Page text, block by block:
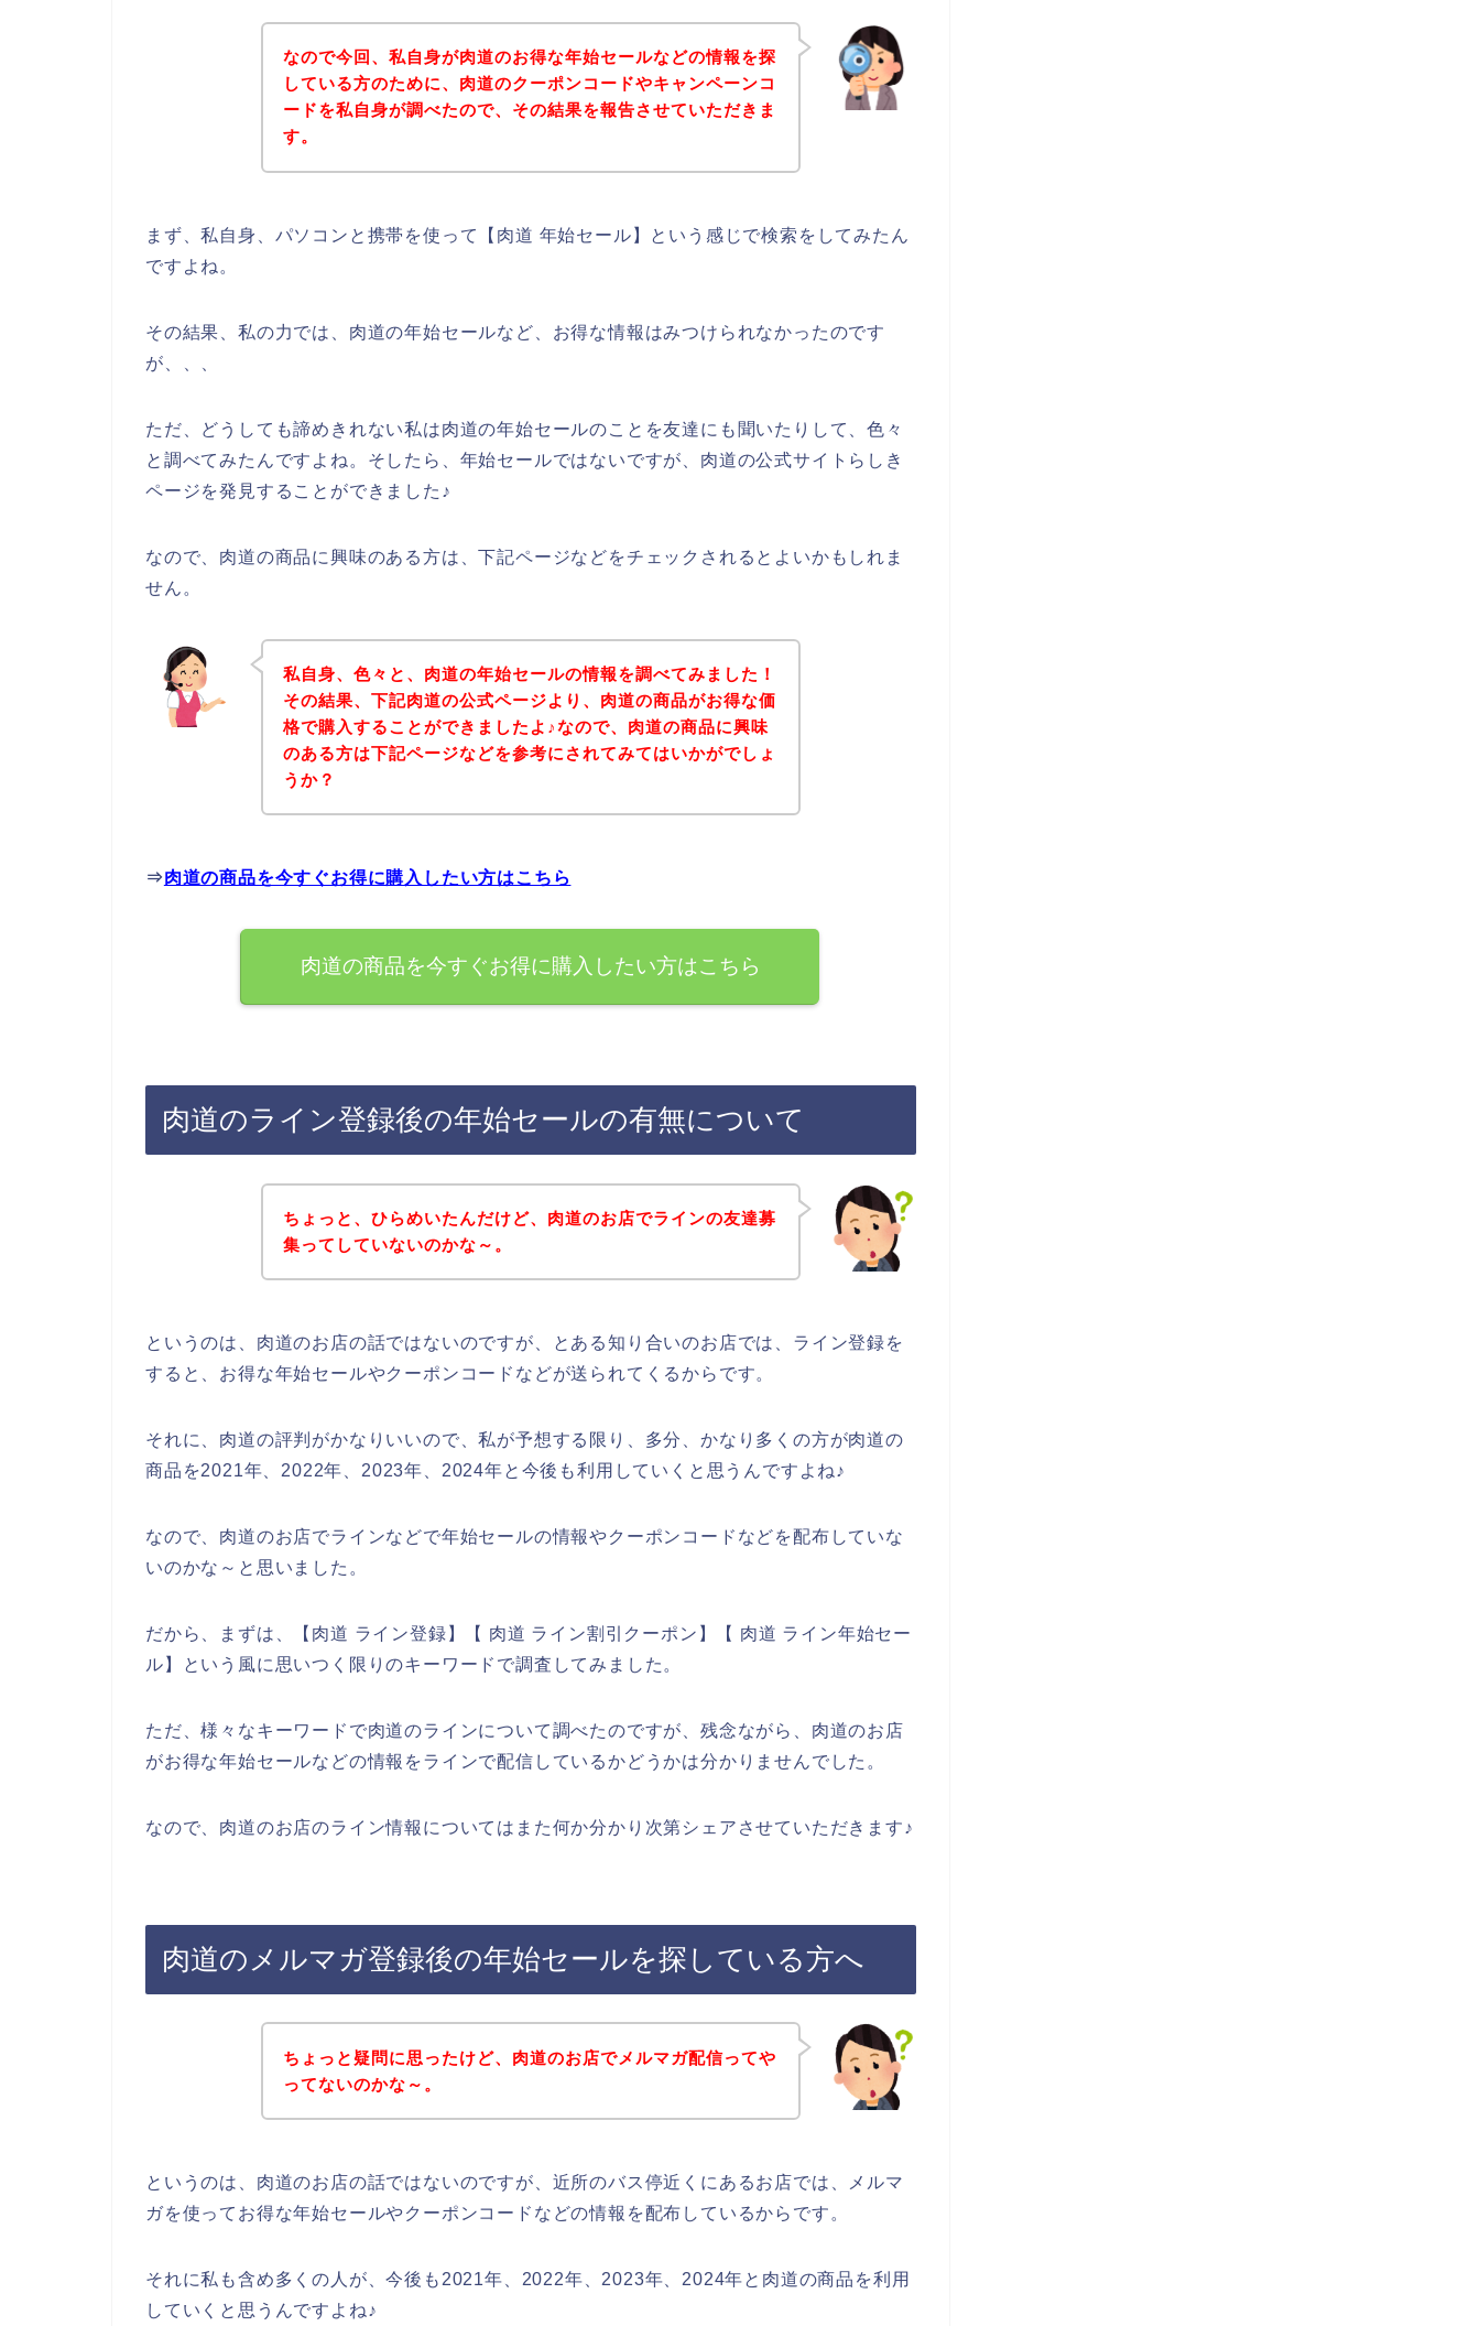
なので今回、私自身が肉道のお得な年始セールなどの情報を探
している方のために、肉道のクーポンコードやキャンペーンコ
ードを私自身が調べたので、その結果を報告させていただきま
す。
まず、私自身、パソコンと携帯を使って【肉道 年始セール】という感じで検索をしてみたん
ですよね。
その結果、私の力では、肉道の年始セールなど、お得な情報はみつけられなかったのです
が、、、
ただ、どうしても諦めきれない私は肉道の年始セールのことを友達にも聞いたりして、色々
と調べてみたんですよね。そしたら、年始セールではないですが、肉道の公式サイトらしき
ページを発見することができました♪
なので、肉道の商品に興味のある方は、下記ページなどをチェックされるとよいかもしれま
せん。
私自身、色々と、肉道の年始セールの情報を調べてみました！
その結果、下記肉道の公式ページより、肉道の商品がお得な価
格で購入することができましたよ♪なので、肉道の商品に興味
のある方は下記ページなどを参考にされてみてはいかがでしょ
うか？
⇒肉道の商品を今すぐお得に購入したい方はこちら
肉道の商品を今すぐお得に購入したい方はこちら
肉道のライン登録後の年始セールの有無について
ちょっと、ひらめいたんだけど、肉道のお店でラインの友達募
集ってしていないのかな～。
というのは、肉道のお店の話ではないのですが、とある知り合いのお店では、ライン登録を
すると、お得な年始セールやクーポンコードなどが送られてくるからです。
それに、肉道の評判がかなりいいので、私が予想する限り、多分、かなり多くの方が肉道の
商品を2021年、2022年、2023年、2024年と今後も利用していくと思うんですよね♪
なので、肉道のお店でラインなどで年始セールの情報やクーポンコードなどを配布していな
いのかな～と思いました。
だから、まずは、【肉道 ライン登録】【 肉道 ライン割引クーポン】【 肉道 ライン年始セー
ル】という風に思いつく限りのキーワードで調査してみました。
ただ、様々なキーワードで肉道のラインについて調べたのですが、残念ながら、肉道のお店
がお得な年始セールなどの情報をラインで配信しているかどうかは分かりませんでした。
なので、肉道のお店のライン情報についてはまた何か分かり次第シェアさせていただきます♪
肉道のメルマガ登録後の年始セールを探している方へ
ちょっと疑問に思ったけど、肉道のお店でメルマガ配信ってや
ってないのかな～。
というのは、肉道のお店の話ではないのですが、近所のバス停近くにあるお店では、メルマ
ガを使ってお得な年始セールやクーポンコードなどの情報を配布しているからです。
それに私も含め多くの人が、今後も2021年、2022年、2023年、2024年と肉道の商品を利用
していくと思うんですよね♪